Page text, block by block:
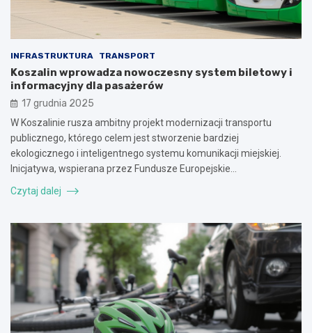
INFRASTRUKTURA TRANSPORT
Koszalin wprowadza nowoczesny system biletowy i
informacyjny dla pasażerów
17 grudnia 2025
W Koszalinie rusza ambitny projekt modernizacji transportu
publicznego, którego celem jest stworzenie bardziej
ekologicznego i inteligentnego systemu komunikacji miejskiej.
Inicjatywa, wspierana przez Fundusze Europejskie…
Czytaj dalej